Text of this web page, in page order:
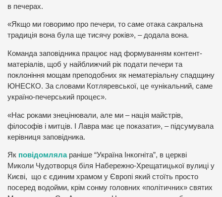
в печерах.
«Якщо ми говоримо про печери, то саме отака сакральна
традиція вона була ще тисячу років», – додала вона.
Команда заповідника працює над формуванням контент-
матеріалів, щоб у найближчий рік подати печери та
поклоніння мощам преподобних як нематеріальну спадщину
ЮНЕСКО. За словами Котляревської, це «унікальний, саме
україно-печерський процес».
«Нас роками знецінювали, але ми – нація майстрів,
філософів і митців. І Лавра має це показати», – підсумувала
керівниця заповідника.
Як повідомлялараніше “Україна Інкогніта”, в церкві
Миколи Чудотворця біля Набережно-Хрещатицької вулиці у
Києві, що є єдиним храмом у Європі який стоїть просто
посеред водойми, крім сонму головних «політичних» святих